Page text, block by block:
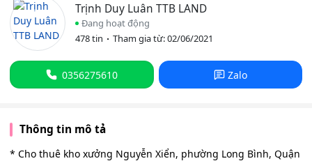
Trịnh Duy Luân TTB LAND
Đang hoạt động
478 tin
Tham gia từ: 02/06/2021
0356275610 Zalo
Thông tin mô tả
* Cho thuê kho xưởng Nguyễn Xiển, phường Long Bình, Quận